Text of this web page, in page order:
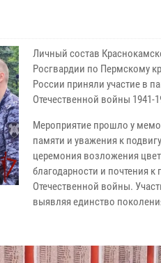
Личный состав
Росгвардии по Пермскому
России приняли участие в
Отечественной войны 1941-
Мероприятие прошло у
памяти и уважения к
церемония возложения
благодарности и почтения
Отечественной войны.
выявляя единство